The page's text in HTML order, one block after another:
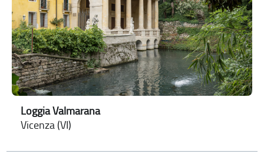
Loggia Valmarana
Vicenza (VI)